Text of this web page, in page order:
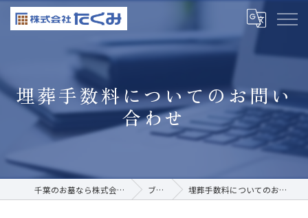
埋葬手数料についてのお問い
合わせ
千葉のお墓なら株式会社たくみ ブログ 埋葬手数料についてのお問い合わせ